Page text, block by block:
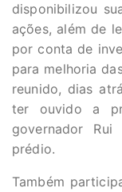
disponibilizou
ações, além de
por conta de
para melhoria
reunido, dias
ter ouvido a
governador
prédio.
Também